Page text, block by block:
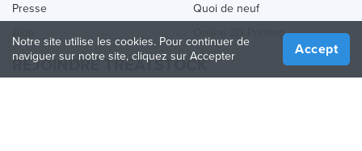
Presse
Quoi de neuf
Online 3D Printing
REJOINDRE TREATSTOCK
Notre site utilise les cookies. Pour continuer de
naviguer sur notre site, cliquez sur Accepter
Accept